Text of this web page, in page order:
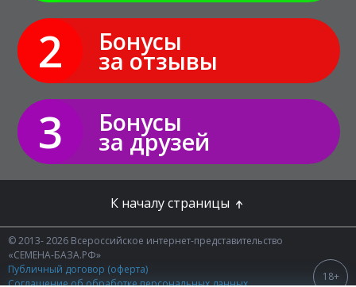
2 Бонусы
за отзывы
3 Бонусы
за друзей
К началу страницы
© 2013- 2026 Всероссийское интернет-представительство
«СЕМЕНА-БАЗА.РФ»
Публичный договор (оферта)
Соглашение об обработке персональных данных
18+